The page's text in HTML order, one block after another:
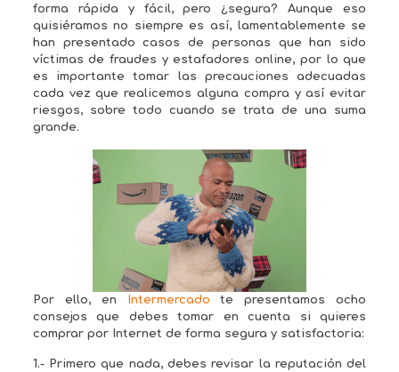
forma rápida y fácil, pero ¿segura? Aunque eso
quisiéramos no siempre es así, lamentablemente se
han presentado casos de personas que han sido
víctimas de fraudes y estafadores online, por lo que
es importante tomar las precauciones adecuadas
cada vez que realicemos alguna compra y así evitar
riesgos, sobre todo cuando se trata de una suma
grande.
Por ello, en Intermercado te presentamos ocho
consejos que debes tomar en cuenta si quieres
comprar por Internet de forma segura y satisfactoria:
1.- Primero que nada, debes revisar la reputación del